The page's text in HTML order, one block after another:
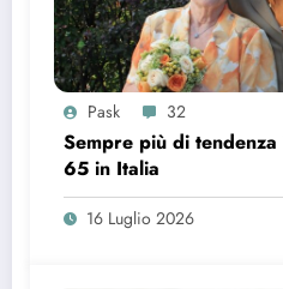
Pask 32
Sempre più di
65 in Italia
16 Luglio 2026